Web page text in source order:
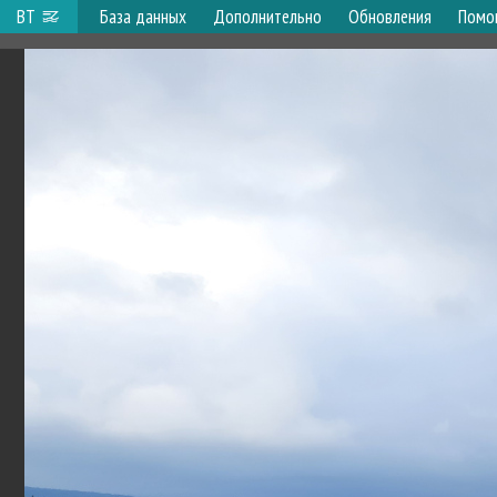
ВТ База данных Дополнительно Обновления